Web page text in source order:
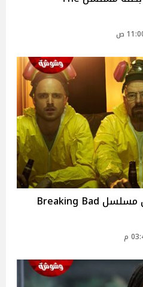
تفاصيل القبض على بطل مسلسل Breaking Bad